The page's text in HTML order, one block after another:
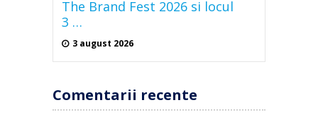
The Brand Fest 2026 si locul
3 …
3 august 2026
Comentarii recente